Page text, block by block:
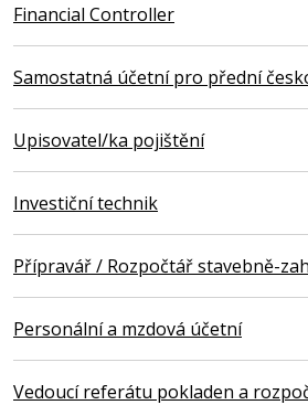
Financial Controller
Samostatná účetní pro přední
Upisovatel/ka pojištění
Investiční technik
Přípravář / Rozpočtář stavebně-
Personální a mzdová účetní
Vedoucí referátu pokladen a